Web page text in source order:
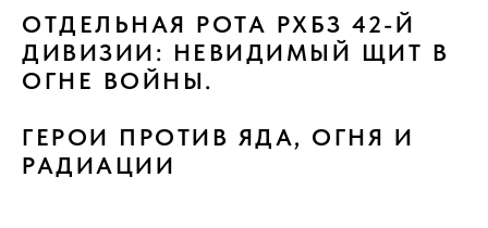
ОТДЕЛЬНАЯ РОТА РХБЗ 42-Й
ДИВИЗИИ: НЕВИДИМЫЙ ЩИТ В
ОГНЕ ВОЙНЫ.
ГЕРОИ ПРОТИВ ЯДА, ОГНЯ И
РАДИАЦИИ